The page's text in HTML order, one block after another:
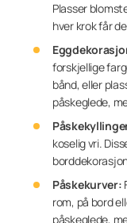
Plasser
hver krok får
forskjellige
bånd, eller
påskeglede,
koselig vri.
Påskekurver:
rom, på bord
påskeglede,